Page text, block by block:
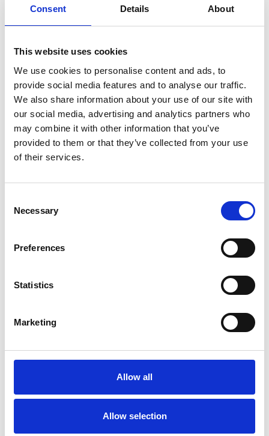
Consent Details About
This website uses cookies
We use cookies to personalise content and ads, to
provide social media features and to analyse our traffic.
We also share information about your use of our site with
our social media, advertising and analytics partners who
may combine it with other information that you’ve
provided to them or that they’ve collected from your use
of their services.
Selection
Necessary
Preferences
Statistics
Marketing
Allow all
Allow selection
Interviste
Overview Economica
Repubblica Ceca
31 Luglio 2026
14% di Pirelli